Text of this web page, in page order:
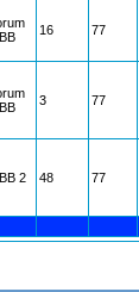
16 77
3 77
2 48 77